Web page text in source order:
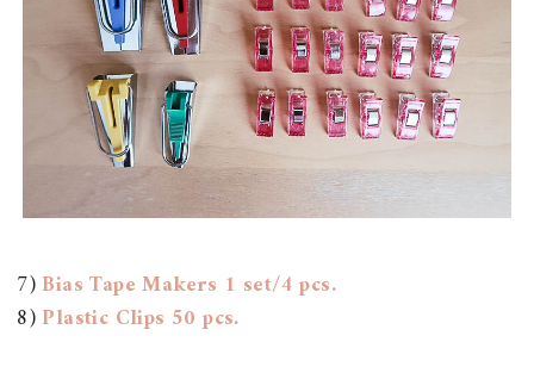
7)Bias Tape Makers 1 set/4 pcs.
8)Plastic Clips 50 pcs.